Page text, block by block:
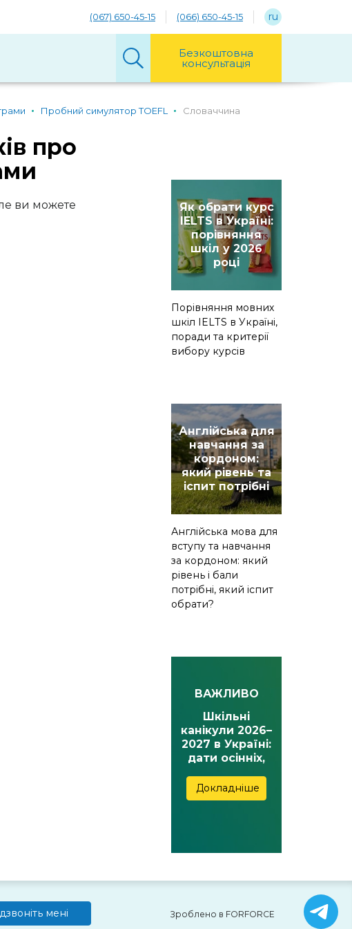
(067) 650-45-15 (066) 650-45-15 ru
Безкоштовна
консультація
Пробний симулятор TOEFL Словаччина
про
ви можете
Як обрати курс
IELTS в Україні:
порівняння
шкіл у 2026
році
Порівняння мовних
шкіл IELTS в Україні,
поради та критерії
вибору курсів
Англійська для
навчання за
кордоном:
який рівень та
іспит потрібні
Англійська мова для
вступу та навчання
за кордоном: який
рівень і бали
потрібні, який іспит
обрати?
ВАЖЛИВО
Шкільні
канікули 2026–
2027 в Україні:
дати осінніх,
весняних та
літніх канікул
Докладніше
мені Зроблено в FORFORCE